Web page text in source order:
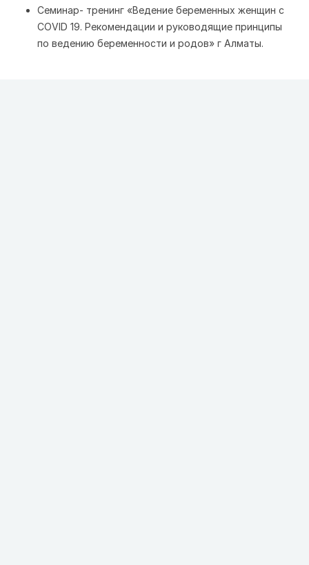
Семинар- тренинг «Ведение беременных женщин с
COVID 19. Рекомендации и руководящие принципы
по ведению беременности и родов» г Алматы.